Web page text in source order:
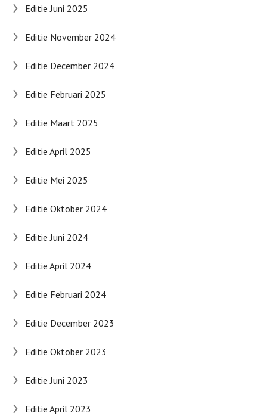
Editie Juni 2025
Editie November 2024
Editie December 2024
Editie Februari 2025
Editie Maart 2025
Editie April 2025
Editie Mei 2025
Editie Oktober 2024
Editie Juni 2024
Editie April 2024
Editie Februari 2024
Editie December 2023
Editie Oktober 2023
Editie Juni 2023
Editie April 2023